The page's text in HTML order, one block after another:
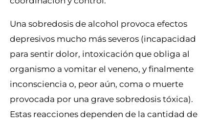
Una sobredosis de alcohol provoca efectos
depresivos mucho más severos (incapacidad
para sentir dolor, intoxicación que obliga al
organismo a vomitar el veneno, y finalmente
inconsciencia o, peor aún, coma o muerte
provocada por una grave sobredosis tóxica).
Estas reacciones dependen de la cantidad de